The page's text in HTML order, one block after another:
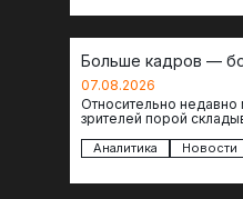
Больше кадров —
07.08.2026
Относительно
зрителей порой
Аналитика Новости